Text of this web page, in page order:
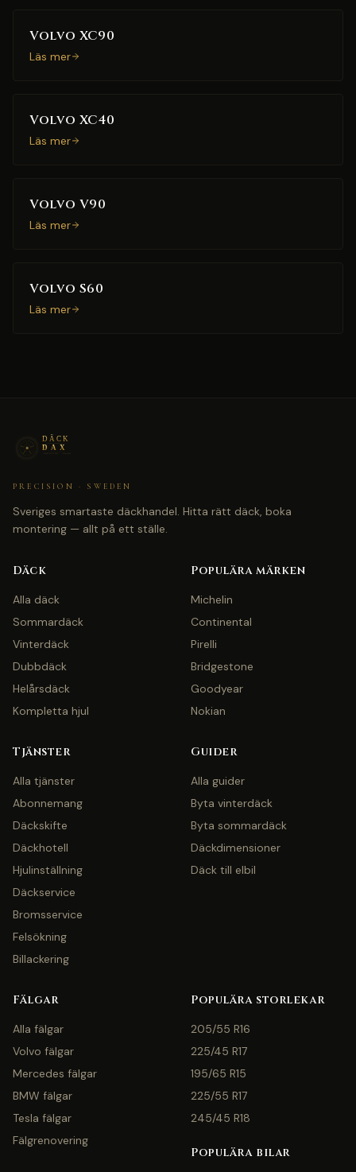
Volvo XC90
Läs mer
Volvo XC40
Läs mer
Volvo V90
Läs mer
Volvo S60
Läs mer
PRECISION · SWEDEN
Sveriges smartaste däckhandel. Hitta rätt däck, boka
montering — allt på ett ställe.
Däck
Alla däck
Sommardäck
Vinterdäck
Dubbdäck
Helårsdäck
Kompletta hjul
Populära märken
Michelin
Continental
Pirelli
Bridgestone
Goodyear
Nokian
Tjänster
Alla tjänster
Abonnemang
Däckskifte
Däckhotell
Hjulinställning
Däckservice
Bromsservice
Felsökning
Billackering
Guider
Alla guider
Byta vinterdäck
Byta sommardäck
Däckdimensioner
Däck till elbil
Fälgar
Alla fälgar
Volvo fälgar
Mercedes fälgar
BMW fälgar
Tesla fälgar
Fälgrenovering
Populära storlekar
205/55 R16
225/45 R17
195/65 R15
225/55 R17
245/45 R18
Populära bilar